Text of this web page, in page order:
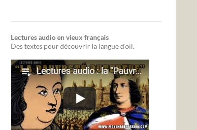
Lectures audio en vieux français
Des textes pour découvrir la langue d'oïl.